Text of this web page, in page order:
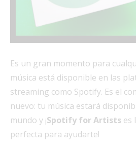
Es un gran momento para
música está disponible en las
streaming como Spotify. Es el
nuevo: tu música estará
mundo y ¡Spotify for Artists es
perfecta para ayudarte!